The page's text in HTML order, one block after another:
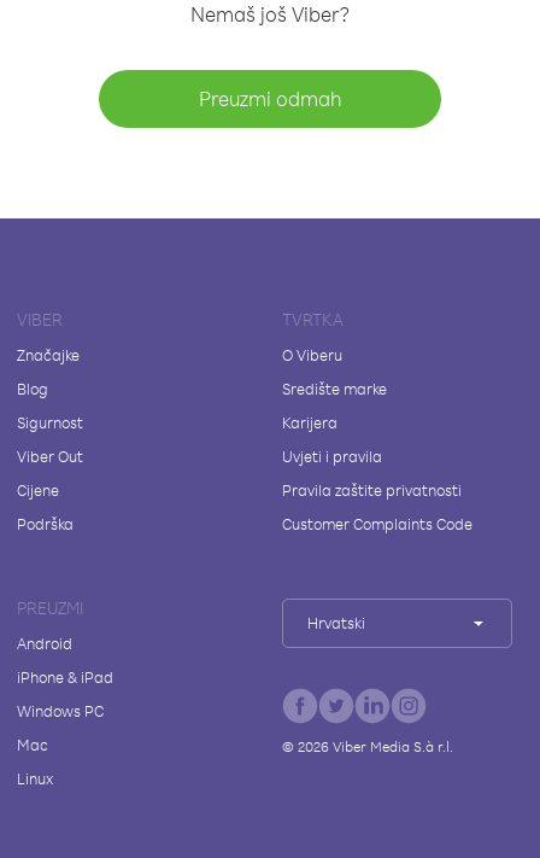
Nemaš još Viber?
Preuzmi odmah
VIBER
Značajke
Blog
Sigurnost
Viber Out
Cijene
Podrška
TVRTKA
O Viberu
Središte marke
Karijera
Uvjeti i pravila
Pravila zaštite privatnosti
Customer Complaints Code
PREUZMI
Android
iPhone & iPad
Windows PC
Mac
Linux
Hrvatski
© 2026Viber Media S.à r.l.